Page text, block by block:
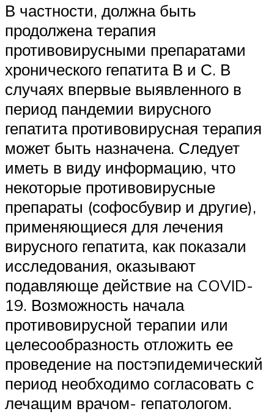
В частности, должна быть
продолжена терапия
противовирусными препаратами
хронического гепатита В и С. В
случаях впервые выявленного в
период пандемии вирусного
гепатита противовирусная терапия
может быть назначена. Следует
иметь в виду информацию, что
некоторые противовирусные
препараты (софосбувир и другие),
применяющиеся для лечения
вирусного гепатита, как показали
исследования, оказывают
подавляюще действие на COVID-
19. Возможность начала
противовирусной терапии или
целесообразность отложить ее
проведение на постэпидемический
период необходимо согласовать с
лечащим врачом- гепатологом.